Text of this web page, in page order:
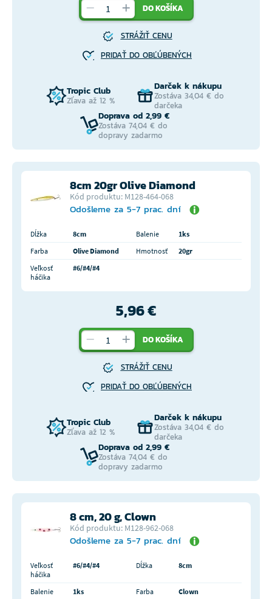
DO KOŠÍKA
STRÁŽIŤ CENU
PRIDAŤ DO OBĽÚBENÝCH
Tropic Club
Zľava až 12 %
Darček k nákupu
Zostáva 34,04 € do
darčeka
Doprava od 2,99 €
Zostáva 74,04 € do
dopravy zadarmo
8cm 20gr Olive Diamond
Kód produktu: M128-464-068
Odošleme za 5-7 prac. dní
Dĺžka 8cm Balenie
1ks
Farba
Olive Diamond Hmotnosť
20gr
Veľkosť
háčika
#6/#4/#4
5,96 €
DO KOŠÍKA
STRÁŽIŤ CENU
PRIDAŤ DO OBĽÚBENÝCH
Tropic Club
Zľava až 12 %
Darček k nákupu
Zostáva 34,04 € do
darčeka
Doprava od 2,99 €
Zostáva 74,04 € do
dopravy zadarmo
8 cm, 20 g, Clown
Kód produktu: M128-962-068
Odošleme za 5-7 prac. dní
Veľkosť
háčika
#6/#4/#4 Dĺžka 8cm
Balenie 1ks Farba
Clown